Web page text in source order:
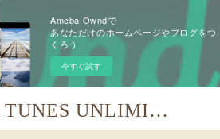
Ameba Owndで
あなただけのホームページやブログをつ
くろう
今すぐ試す
TRIGGER TUNES UNLIMITED【TTU】